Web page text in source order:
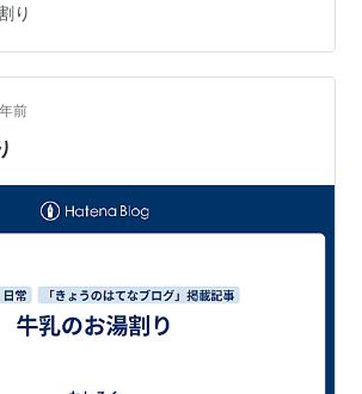
方もそうなんでしょうか）にある、立
人お湯割りをちびちび飲んでいたりし
私にとって芋焼酎は生活の一部、細胞
過言ではないわけです。 御存知の通
な飲み方がありますよね。そのままス
り
前